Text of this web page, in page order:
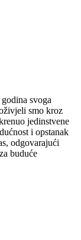
svoga
smo kroz
jedinstvene
i opstanak
odgovarajući
buduće